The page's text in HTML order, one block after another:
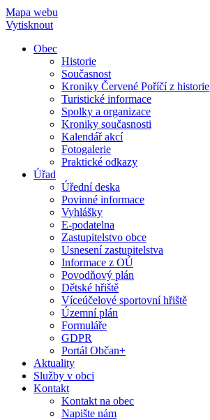
Mapa webu
Vytisknout
Obec
Historie
Současnost
Kroniky Červené Poříčí z historie
Turistické informace
Spolky a organizace
Kroniky současnosti
Kalendář akcí
Fotogalerie
Praktické odkazy
Úřad
Úřední deska
Povinné informace
Vyhlášky
E-podatelna
Zastupitelstvo obce
Usnesení zastupitelstva
Informace z OÚ
Povodňový plán
Dětské hřiště
Víceúčelové sportovní hřiště
Územní plán
Formuláře
GDPR
Portál Občan+
Aktuality
Služby v obci
Kontakt
Kontakt na obec
Napište nám